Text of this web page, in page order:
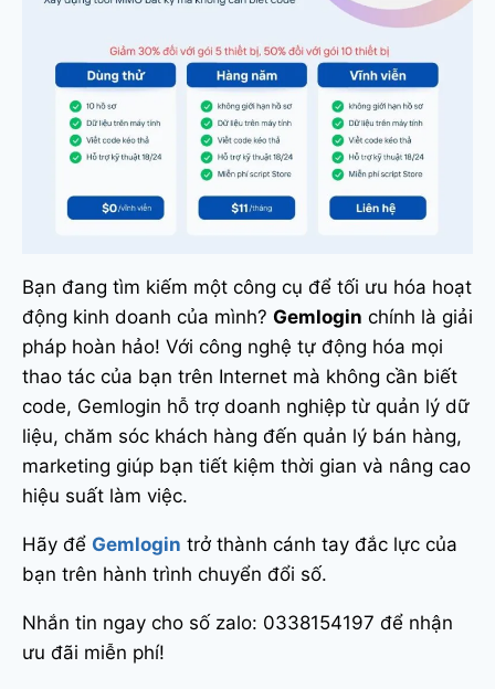
Bạn đang tìm kiếm một công cụ để tối ưu hóa hoạt
động kinh doanh của mình? Gemlogin chính là giải
pháp hoàn hảo! Với công nghệ tự động hóa mọi
thao tác của bạn trên Internet mà không cần biết
code, Gemlogin hỗ trợ doanh nghiệp từ quản lý dữ
liệu, chăm sóc khách hàng đến quản lý bán hàng,
marketing giúp bạn tiết kiệm thời gian và nâng cao
hiệu suất làm việc.
Hãy để Gemlogin trở thành cánh tay đắc lực của
bạn trên hành trình chuyển đổi số.
Nhắn tin ngay cho số zalo: 0338154197 để nhận
ưu đãi miễn phí!